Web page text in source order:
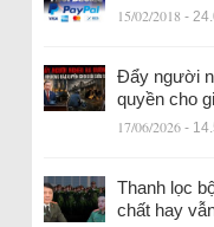
15/02/2018 -
Đẩy người
quyền cho
17/06/2026 -
Thanh lọc
chất hay